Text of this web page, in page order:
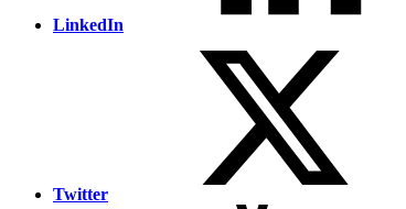
LinkedIn
Twitter